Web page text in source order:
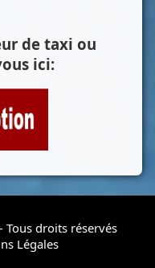
de taxi ou
ici:
droits réservés
Légales